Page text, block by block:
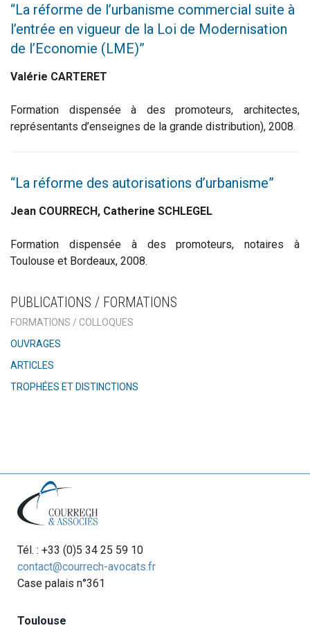
“La réforme de l’urbanisme commercial suite à
l’entrée en vigueur de la Loi de Modernisation
de l’Economie (LME)”
Valérie CARTERET
Formation dispensée à des promoteurs, architectes,
représentants d’enseignes de la grande distribution), 2008.
“La réforme des autorisations d’urbanisme”
Jean COURRECH, Catherine SCHLEGEL
Formation dispensée à des promoteurs, notaires à
Toulouse et Bordeaux, 2008.
PUBLICATIONS / FORMATIONS
FORMATIONS / COLLOQUES
OUVRAGES
ARTICLES
TROPHÉES ET DISTINCTIONS
Tél. : +33 (0)5 34 25 59 10
contact@courrech-avocats.fr
Case palais n°361
Toulouse